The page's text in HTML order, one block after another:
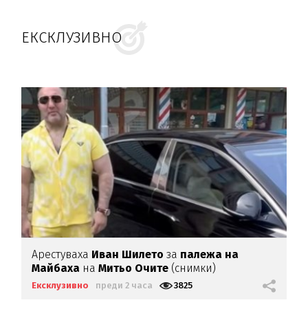
ЕКСКЛУЗИВНО
Арестуваха Иван Шилетоза палежа на
Майбаха наМитьо Очите (снимки)
Ексклузивно преди 2 часа 3825